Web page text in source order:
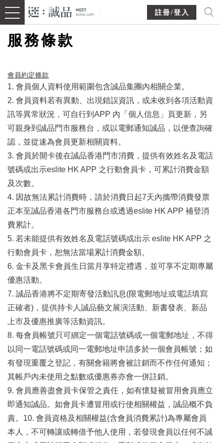
註冊/登入
服務條款
會員約定條款​
1. 會員個人資料使用範圍包含誠品集團內相關企業。
2. 會員資料若有異動、出現錯誤資訊，或未收到各項活動資
訊等異常狀況，可自行到APP 內「個人信息」頁更新，另
可親身到誠品門市服務台，或以電郵通知誠品，以便查詢確
認，並從速為會員更新相關資料。
3. 會員於開卡後在誠品香港門市消費，提供有效姓名及電話
號碼或出示eslite HK APP 之行動會員卡，可累計消費金額
及次數。
4. 因故無法累計消費時，請於消費日起7天內攜帶消費發票
正本至誠品香港各門市服務台或透過eslite HK APP 補登消
費累計。
5. 若未能提供有效姓名及電話號碼或出示 eslite HK APP 之
行動會員卡，恕無法當場累計消費金額。
6. 金卡及黑卡會員生日當月享特定禮遇，並可享不定期專屬
優惠活動。
7. 誠品香港將不定期寄發活動訊息(限電郵地址或電話填寫
正確者)，提供持卡人誠品藝文展演活動、新書發表、新品
上市及優惠推廣等活動資訊。
8. 每會員帳號只可綁定一個電話號碼或一個電郵地址，不得
以同一電話號碼或同一電郵地址申請多於一個會員帳號；如
有發現重覆之登記，有關會籍將會被註銷而不作任何通知；
其帳戶內未使用之點數或優惠券亦會一併註銷。
9. 會員應善盡會員卡保管之責任，如有懷疑被冒用會員應立
即通知誠品。如會員卡遭冒用或行使相關權益，誠品概不負
責。10. 會員資格及相關權益(含會員消費累計)為專屬會員
本人，不可轉讓或轉借予他人使用，若發現會員以任何不誠